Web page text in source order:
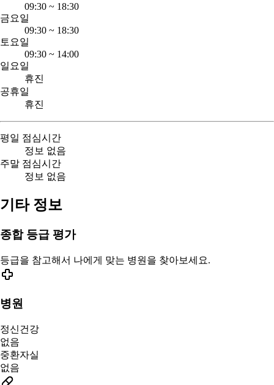
09:30 ~ 18:30
금요일
09:30 ~ 18:30
토요일
09:30 ~ 14:00
일요일
휴진
공휴일
휴진
평일 점심시간
정보 없음
주말 점심시간
정보 없음
기타 정보
종합 등급 평가
등급을 참고해서 나에게 맞는 병원을 찾아보세요.
병원
정신건강
없음
중환자실
없음